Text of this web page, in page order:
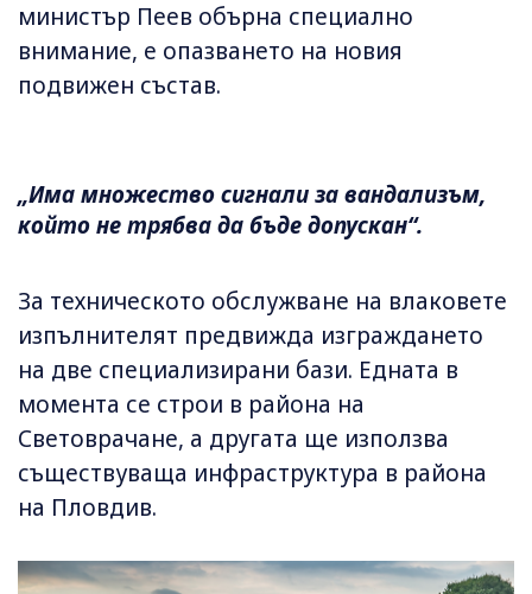
министър Пеев обърна специално
внимание, е опазването на новия
подвижен състав.
„Има множество сигнали за вандализъм,
който не трябва да бъде допускан“.
За техническото обслужване на влаковете
изпълнителят предвижда изграждането
на две специализирани бази. Едната в
момента се строи в района на
Световрачане, а другата ще използва
съществуваща инфраструктура в района
на Пловдив.